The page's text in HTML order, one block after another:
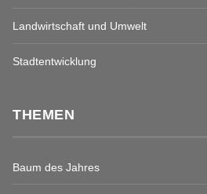
Landwirtschaft und Umwelt
Stadtentwicklung
THEMEN
Baum des Jahres